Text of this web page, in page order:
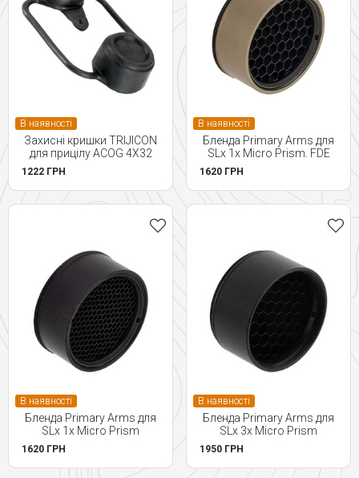
В наявності
Захисні кришки TRIJICON
для прицілу ACOG 4X32
1222 ГРН
В наявності
Бленда Primary Arms для
SLx 1x Micro Prism. FDE
1620 ГРН
В наявності
Бленда Primary Arms для
SLx 1x Micro Prism
1620 ГРН
В наявності
Бленда Primary Arms для
SLx 3x Micro Prism
1950 ГРН